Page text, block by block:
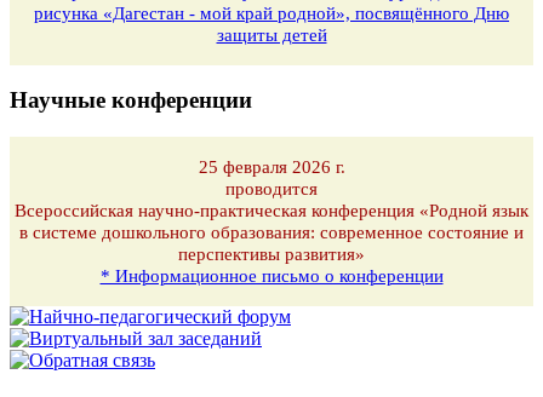
рисунка «Дагестан - мой край родной», посвящённого Дню
защиты детей
Научные конференции
25 февраля 2026 г.
проводится
Всероссийская научно-практическая конференция «Родной язык
в системе дошкольного образования: современное состояние и
перспективы развития»
* Информационное письмо о конференции